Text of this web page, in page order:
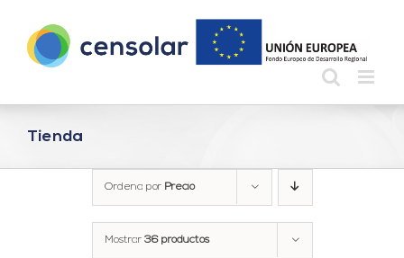
contenido
Tienda
Ordena por Precio
Mostrar 36 productos